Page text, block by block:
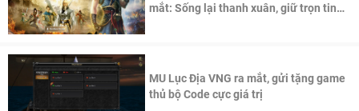
mắt: Sống lại thanh xuân, giữ trọn tinh
MU Lục Địa VNG ra mắt, gửi tặng game
thủ bộ Code cực giá trị